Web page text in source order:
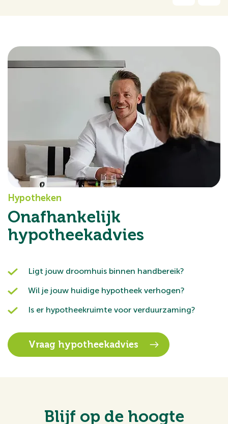
Hypotheken
Onafhankelijk
hypotheekadvies
Ligt jouw droomhuis binnen handbereik?
Wil je jouw huidige hypotheek verhogen?
Is er hypotheekruimte voor verduurzaming?
Vraag hypotheekadvies
Blijf op de hoogte